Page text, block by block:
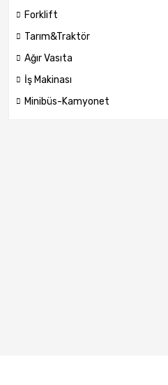
Forklift
Tarım&Traktör
Ağır Vasıta
İş Makinası
Minibüs-Kamyonet